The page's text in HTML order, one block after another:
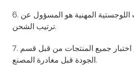
6. المهنية هو المسؤول عن
ترتيب الشحن.
7. جميع المنتجات من قبل قسم
الجودة قبل مغادرة المصنع.